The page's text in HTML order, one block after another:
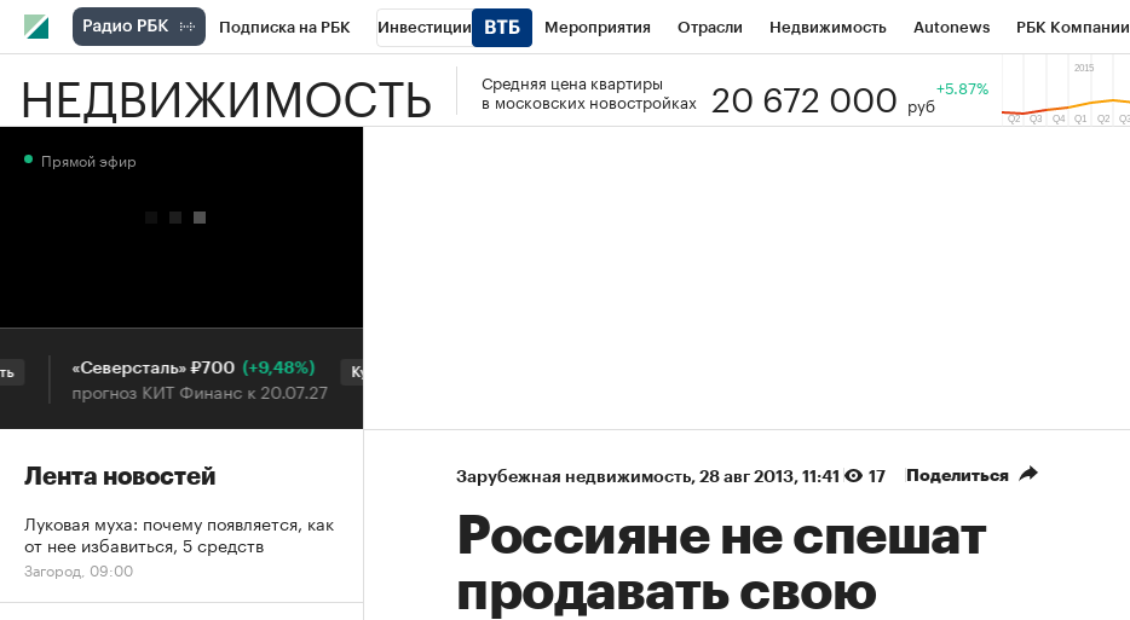
Подписка на РБК Инвестиции Мероприятия Отрасли Недвижимость Autonews РБК Компании
РБК Вино Спорт Школа управления РБК РБК Образование Тренды
НЕДВИЖИМОСТЬ
Средняя цена квартиры
в московских новостройках
20 672 000 руб
+5.87%
Зарубежная недвижимость⁠, 28 авг 2013, 11:41 17 Поделиться
Россияне не спешат
продавать свою
Прямой эфир
«Северсталь» ₽700 (+9,48%)
прогноз КИТ Финанс к 20.07.27
Купить
Лента новостей
Луковая муха: почему появляется, как
от нее избавиться, 5 средств
Загород, 09:00